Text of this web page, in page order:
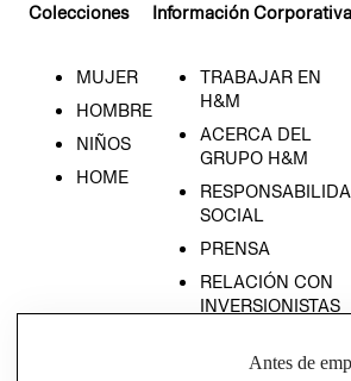
Colecciones
MUJER
HOMBRE
NIÑOS
HOME
Información Corporativa
TRABAJAR EN
H&M
ACERCA DEL
GRUPO H&M
SOCIAL
PRENSA
RELACIÓN CON
INVERSIONISTAS
EMPRESARIAL
Antes de